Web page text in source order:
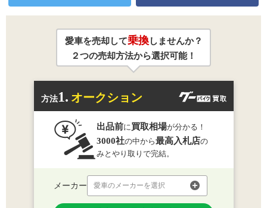
愛車を売却して乗換しませんか？
２つの売却方法から選択可能！
方法1. オークション
出品前に買取相場が分かる！
3000社の中から最高入札店の
みとやり取りで完結。
メーカー 愛車のメーカーを選択